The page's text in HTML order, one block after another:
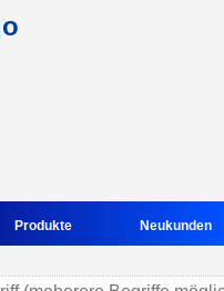
Produkte Neukunden